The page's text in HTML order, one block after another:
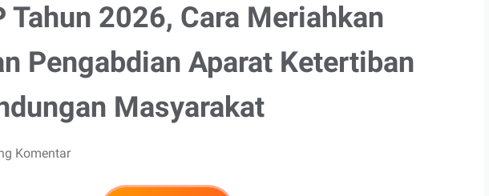
Tahun 2026, Cara Meriahkan
Pengabdian Aparat Ketertiban
Masyarakat
Komentar